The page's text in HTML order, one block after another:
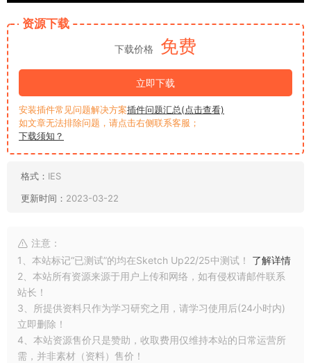
资源下载
下载价格 免费
立即下载
安装插件常见问题解决方案插件问题汇总(点击查看)
如文章无法排除问题，请点击右侧联系客服；
下载须知？
格式： IES
更新时间： 2023-03-22
注意：
1、本站标记“已测试”的均在Sketch Up22/25中测试！ 了解详情
2、本站所有资源来源于用户上传和网络，如有侵权请邮件联系
站长！
3、所提供资料只作为学习研究之用，请学习使用后(24小时内)
立即删除！
4、本站资源售价只是赞助，收取费用仅维持本站的日常运营所
需，并非素材（资料）售价！